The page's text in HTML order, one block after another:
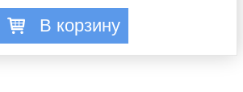
В корзину